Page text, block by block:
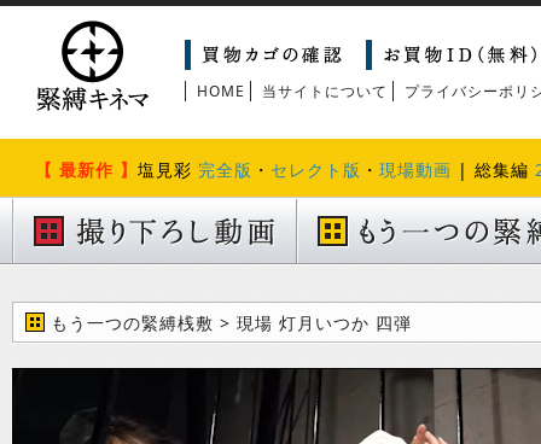
HOME 当サイトについて プライバシーポリ
【 最新作 】 塩見彩 完全版 ・ セレクト版 ・ 現場動画 | 総集編
もう一つの緊縛桟敷 > 現場 灯月いつか 四弾